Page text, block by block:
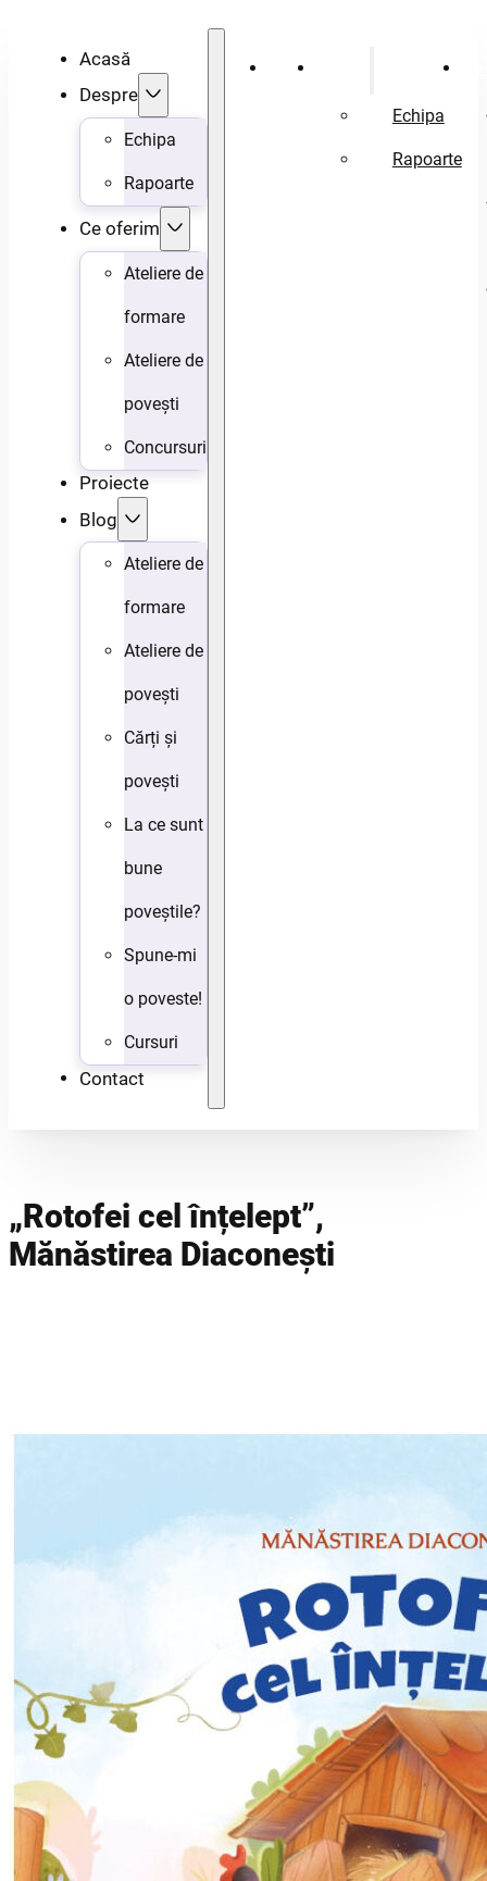
Acasă
Despre
Echipa
Rapoarte
Ce oferim
Ateliere de
formare
Ateliere de
povești
Concursuri
Proiecte
Blog
Ateliere de
formare
Ateliere de
povești
Cărți și
povești
La ce sunt
bune
poveștile?
Spune-mi
o poveste!
Cursuri
Contact
Acasă
Echipa
Rapoarte
„Rotofei cel înțelept”,
Mănăstirea Diaconești